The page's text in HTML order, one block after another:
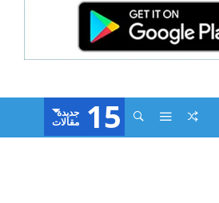
15 ‫جديدة‬
‫مقالات‬